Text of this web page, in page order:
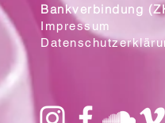
Bankverbindung
Impressum